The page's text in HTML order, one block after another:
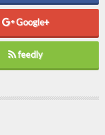
Google+
feedly